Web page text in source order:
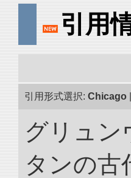
引用
引用形式選択: Chicago
グリュン
タンの古